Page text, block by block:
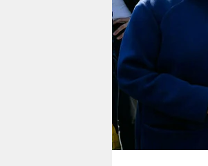
verlag
veranstaltungen
shop
fragen & hilfe
unterstützen
abo